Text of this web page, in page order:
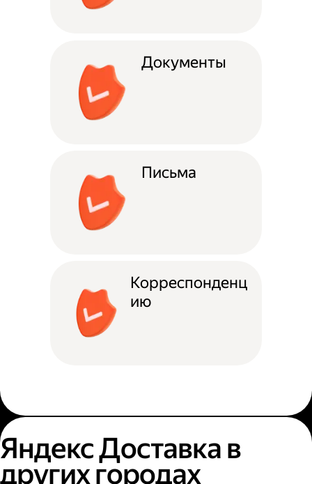
Документы
Письма
Корреспонденц
ию
Яндекс Доставка в
других городах